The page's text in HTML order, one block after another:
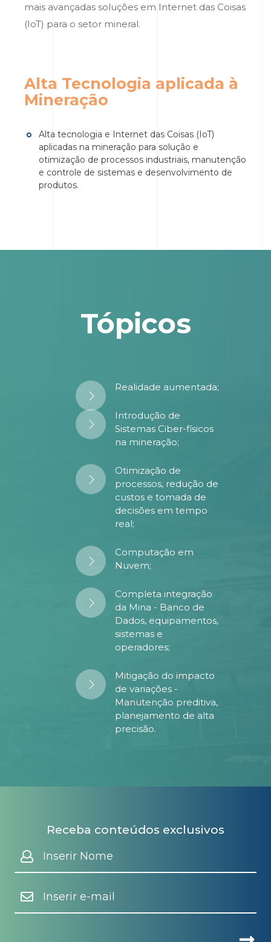
mais avançadas soluções em Internet das Coisas
(IoT) para o setor mineral.
Alta Tecnologia aplicada à
Mineração
Alta tecnologia e Internet das Coisas (IoT)
aplicadas na mineração para solução e
otimização de processos industriais, manutenção
e controle de sistemas e desenvolvimento de
produtos.
Tópicos
Realidade aumentada;
Introdução de
Sistemas Ciber-físicos
na mineração;
Otimização de
processos, redução de
custos e tomada de
decisões em tempo
real;
Computação em
Nuvem;
Completa integração
da Mina - Banco de
Dados, equipamentos,
sistemas e
operadores;
Mitigação do impacto
de variações -
Manutenção preditiva,
planejamento de alta
precisão.
Receba conteúdos exclusivos